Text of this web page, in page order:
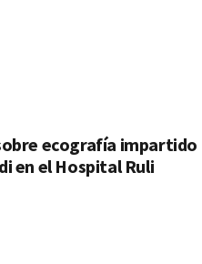
ecografía impartido
en el Hospital Ruli